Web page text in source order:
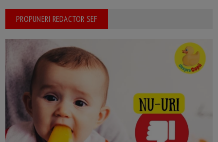
PROPUNERI REDACTOR SEF